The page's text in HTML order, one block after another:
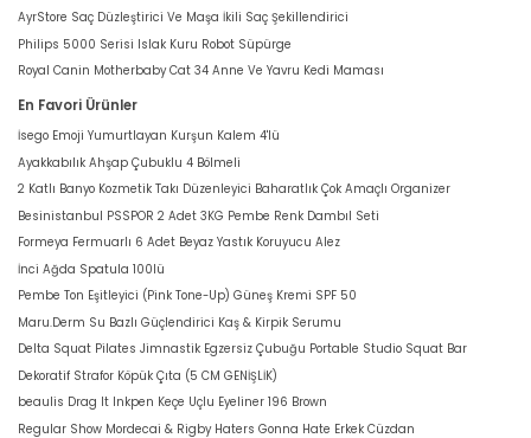
AyrStore Saç Düzleştirici Ve Maşa İkili Saç Şekillendirici
Philips 5000 Serisi Islak Kuru Robot Süpürge
Royal Canin Motherbaby Cat 34 Anne Ve Yavru Kedi Maması
En Favori Ürünler
İsego Emoji Yumurtlayan Kurşun Kalem 4'lü
Ayakkabılık Ahşap Çubuklu 4 Bölmeli
2 Katlı Banyo Kozmetik Takı Düzenleyici Baharatlık Çok Amaçlı Organizer
Besinistanbul PSSPOR 2 Adet 3KG Pembe Renk Dambıl Seti
Formeya Fermuarlı 6 Adet Beyaz Yastık Koruyucu Alez
İnci Ağda Spatula 100lü
Pembe Ton Eşitleyici (Pink Tone-Up) Güneş Kremi SPF 50
Maru.Derm Su Bazlı Güçlendirici Kaş & Kirpik Serumu
Delta Squat Pilates Jimnastik Egzersiz Çubuğu Portable Studio Squat Bar
Dekoratif Strafor Köpük Çıta (5 CM GENİŞLİK)
beaulis Drag It Inkpen Keçe Uçlu Eyeliner 196 Brown
Regular Show Mordecai & Rigby Haters Gonna Hate Erkek Cüzdan